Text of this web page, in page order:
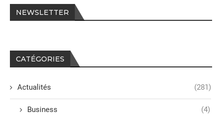
NEWSLETTER
CATÉGORIES
Actualités (281)
Business (4)